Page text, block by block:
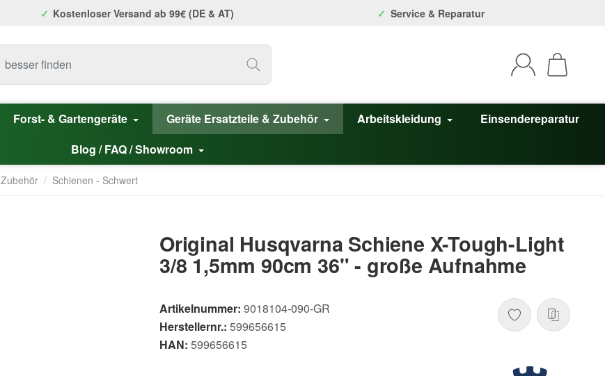
Kostenloser Versand ab 99€ (DE & AT) Service & Reparatur
Forst- & Gartengeräte Geräte Ersatzteile & Zubehör Arbeitskleidung
Einsendereparatur
Blog / FAQ / Showroom
Zubehör / Schienen - Schwert
Original Husqvarna Schiene X-Tough-Light
3/8 1,5mm 90cm 36" - große Aufnahme
Artikelnummer: 9018104-090-GR
Herstellernr.: 599656615
HAN: 599656615